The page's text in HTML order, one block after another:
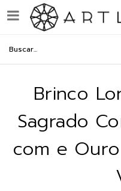
Brinco
Sagrado
com e